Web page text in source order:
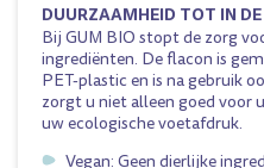
DUURZAAMHEID TOT IN
Bij GUM BIO stopt de zorg
ingrediënten. De flacon is
PET-plastic en is na gebruik
zorgt u niet alleen goed voor
uw ecologische voetafdruk.
Vegan: Geen dierlijke